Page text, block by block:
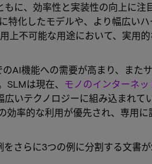
もに、効率性と実装性の向上に注
特化したモデルや、より幅広いハ
上不可能な用途において、実用
AI機能への需要が高まり、また
は現在、
モノのインターネッ
いテクノロジーに組み込まれて
効率的な利用が優先され、専用に
さらに3つの例に分割する文書